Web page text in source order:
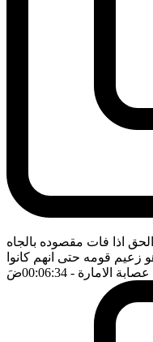
اذا فات مقصوده بالجاه
زعيم قومه حتى انهم كانوا
الامارة - 00:06:34 ضَ